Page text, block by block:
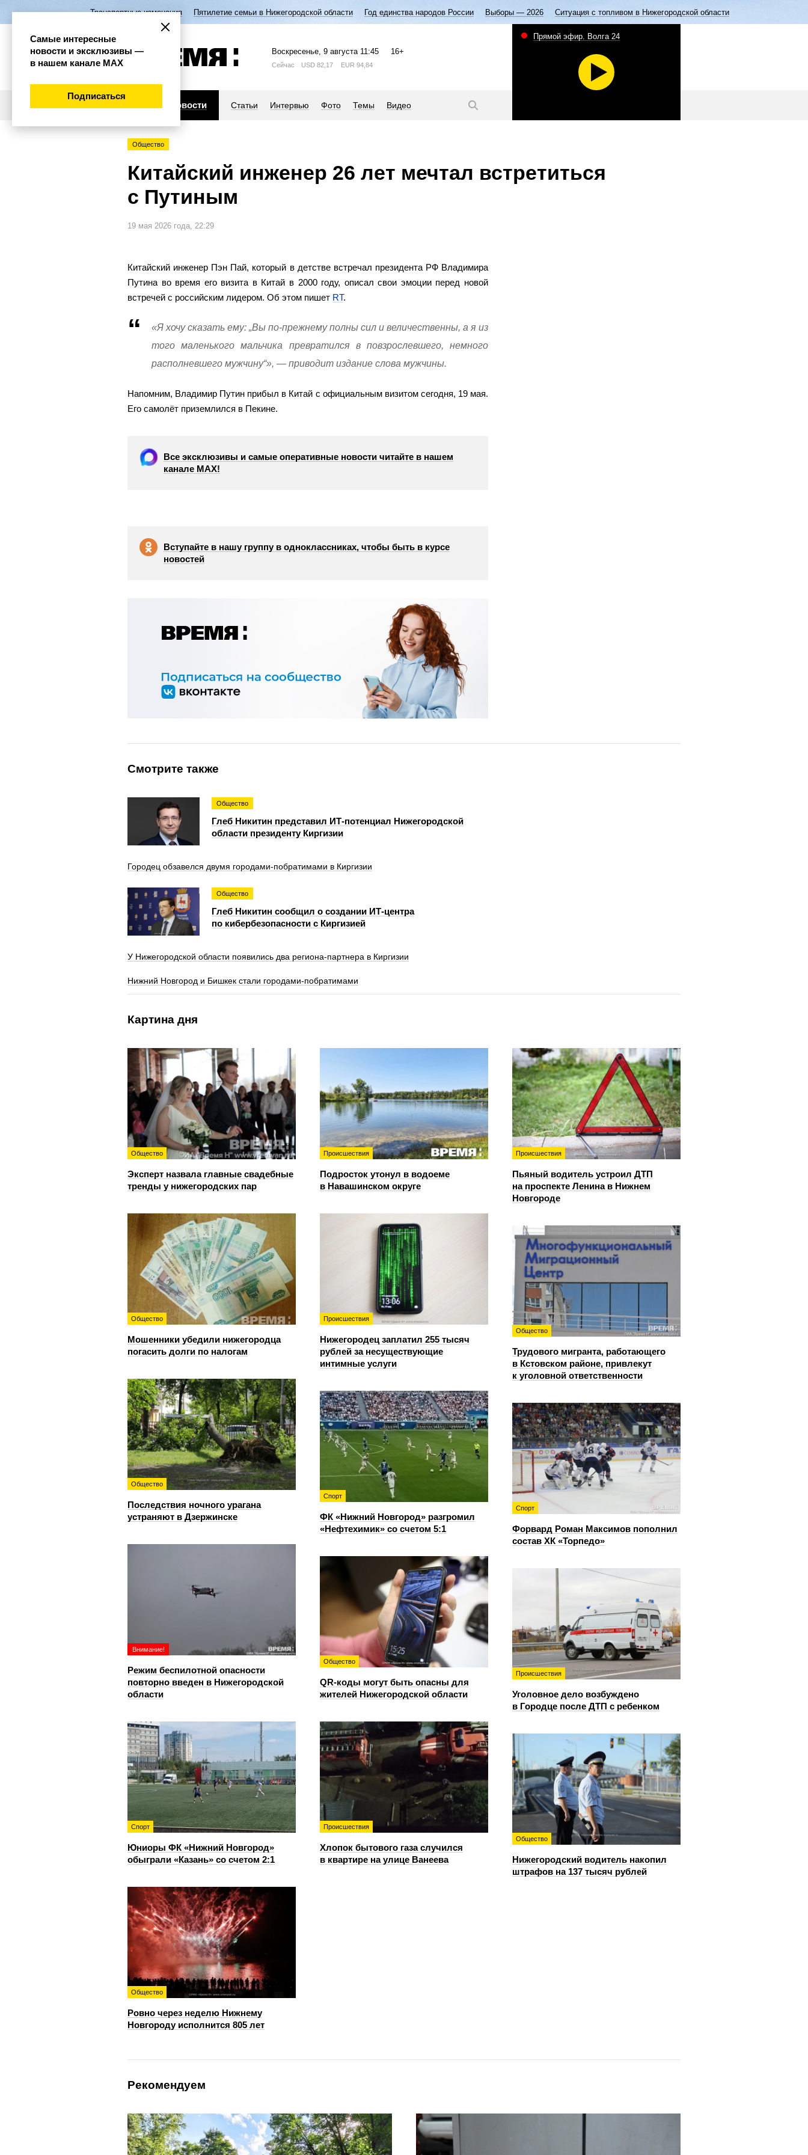
Транспортные изменения Пятилетие семьи в Нижегородской области Год единства народов России Выборы — 2026 Ситуация с топливом в Нижегородской области
Воскресенье, 9 августа 11:45 16+
Сейчас USD 82,17 EUR 94,84
Новости Статьи Интервью Фото Темы Видео
Прямой эфир. Волга 24
Общество
Китайский инженер 26 лет мечтал встретиться
с Путиным
19 мая 2026 года, 22:29
Китайский инженер Пэн Пай, который в детстве встречал президента РФ Владимира
Путина во время его визита в Китай в 2000 году, описал свои эмоции перед новой
встречей с российским лидером. Об этом пишет RT.
«Я хочу сказать ему: „Вы по-прежнему полны сил и величественны, а я из
того маленького мальчика превратился в повзрослевшего, немного
располневшего мужчину“», — приводит издание слова мужчины.
Напомним, Владимир Путин прибыл в Китай с официальным визитом сегодня, 19 мая.
Его самолёт приземлился в Пекине.
Все эксклюзивы и самые оперативные новости читайте в нашем
канале МАХ!
Вступайте в нашу группу в одноклассниках, чтобы быть в курсе
новостей
Смотрите также
Общество
Глеб Никитин представил ИТ-потенциал Нижегородской
области президенту Киргизии
Городец обзавелся двумя городами‑побратимами в Киргизии
Общество
Глеб Никитин сообщил о создании ИТ-центра
по кибербезопасности с Киргизией
У Нижегородской области появились два региона-партнера в Киргизии
Нижний Новгород и Бишкек стали городами-побратимами
Картина дня
Общество
Эксперт назвала главные свадебные
тренды у нижегородских пар
Происшествия
Подросток утонул в водоеме
в Навашинском округе
Происшествия
Пьяный водитель устроил ДТП
на проспекте Ленина в Нижнем
Новгороде
Общество
Мошенники убедили нижегородца
погасить долги по налогам
Происшествия
Нижегородец заплатил 255 тысяч
рублей за несуществующие
интимные услуги
Общество
Трудового мигранта, работающего
в Кстовском районе, привлекут
к уголовной ответственности
Общество
Последствия ночного урагана
устраняют в Дзержинске
Спорт
ФК «Нижний Новгород» разгромил
«Нефтехимик» со счетом 5:1
Спорт
Форвард Роман Максимов пополнил
состав ХК «Торпедо»
Внимание!
Режим беспилотной опасности
повторно введен в Нижегородской
области
Общество
QR-коды могут быть опасны для
жителей Нижегородской области
Происшествия
Уголовное дело возбуждено
в Городце после ДТП с ребенком
Спорт
Юниоры ФК «Нижний Новгород»
обыграли «Казань» со счетом 2:1
Происшествия
Хлопок бытового газа случился
в квартире на улице Ванеева
Общество
Нижегородский водитель накопил
штрафов на 137 тысяч рублей
Общество
Ровно через неделю Нижнему
Новгороду исполнится 805 лет
Рекомендуем
Самые интересные
новости и эксклюзивы —
в нашем канале МАХ
Подписаться